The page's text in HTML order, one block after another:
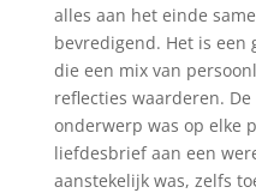
alles aan het einde
bevredigend. Het is een
die een mix van
reflecties waarderen.
onderwerp was op elke
liefdesbrief aan een
aanstekelijk was, zelfs